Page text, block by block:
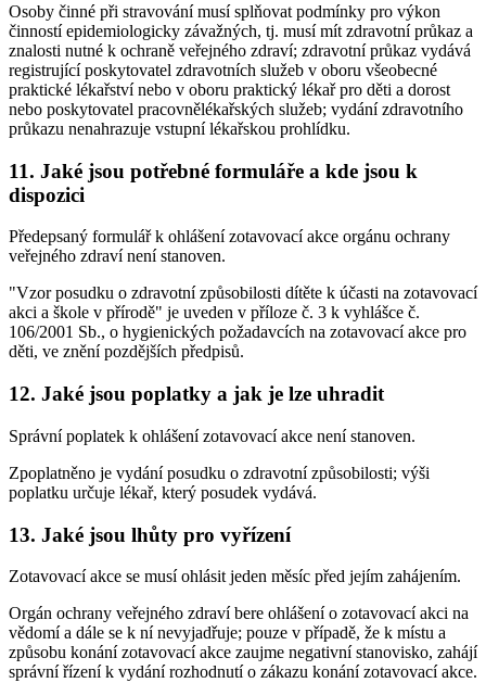
Osoby činné při stravování musí splňovat podmínky pro výkon
činností epidemiologicky závažných, tj. musí mít zdravotní průkaz a
znalosti nutné k ochraně veřejného zdraví; zdravotní průkaz vydává
registrující poskytovatel zdravotních služeb v oboru všeobecné
praktické lékařství nebo v oboru praktický lékař pro děti a dorost
nebo poskytovatel pracovnělékařských služeb; vydání zdravotního
průkazu nenahrazuje vstupní lékařskou prohlídku.
11. Jaké jsou potřebné formuláře a kde jsou k
dispozici
Předepsaný formulář k ohlášení zotavovací akce orgánu ochrany
veřejného zdraví není stanoven.
"Vzor posudku o zdravotní způsobilosti dítěte k účasti na zotavovací
akci a škole v přírodě" je uveden v příloze č. 3 k vyhlášce č.
106/2001 Sb., o hygienických požadavcích na zotavovací akce pro
děti, ve znění pozdějších předpisů.
12. Jaké jsou poplatky a jak je lze uhradit
Správní poplatek k ohlášení zotavovací akce není stanoven.
Zpoplatněno je vydání posudku o zdravotní způsobilosti; výši
poplatku určuje lékař, který posudek vydává.
13. Jaké jsou lhůty pro vyřízení
Zotavovací akce se musí ohlásit jeden měsíc před jejím zahájením.
Orgán ochrany veřejného zdraví bere ohlášení o zotavovací akci na
vědomí a dále se k ní nevyjadřuje; pouze v případě, že k místu a
způsobu konání zotavovací akce zaujme negativní stanovisko, zahájí
správní řízení k vydání rozhodnutí o zákazu konání zotavovací akce.